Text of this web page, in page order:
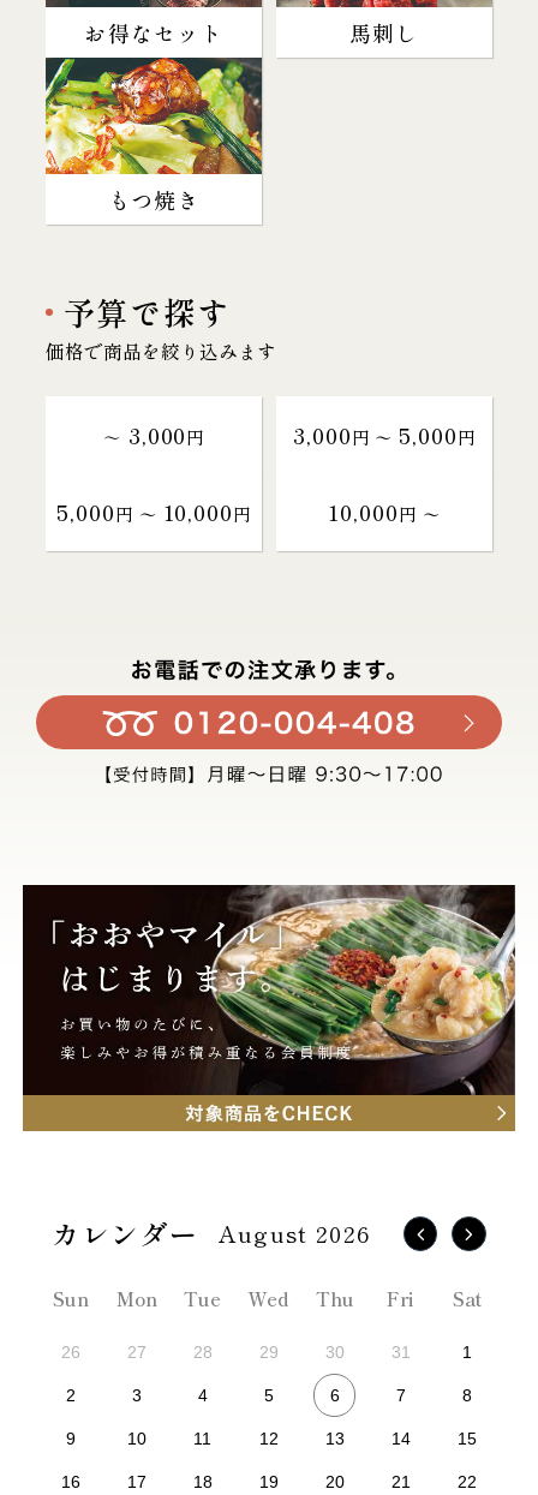
お得なセット 馬刺し
もつ焼き
予算で探す
価格で商品を絞り込みます
～ 3,000円 3,000円 〜 5,000円
5,000円 〜 10,000円 10,000円 〜
August 2026
Sun Mon Tue Wed Thu Fri Sat
26 27 28 29 30 31 1
2 3 4 5 6 7 8
9 10 11 12 13 14 15
16 17 18 19 20 21 22